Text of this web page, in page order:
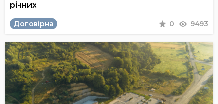
річних
Договірна 0 9493